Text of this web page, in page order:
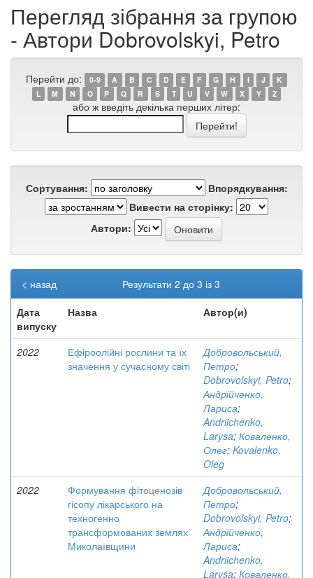
Перегляд зібрання за групою
- Автори Dobrovolskyi, Petro
Перейти до: 0-9 A B C D E F G H I J
K
L
M N O P Q R S T U V W X Y Z
або ж введіть декілька перших літер:
Сортування:
Впорядкування:
Вивести на сторінку:
Автори:
Результати 2 до 3 із 3
< назад
Дата
випуску
Назва Автор(и)
2022
Ефіроолійні рослини та їх
значення у сучасному світі
Добровольський,
Петро;
Dobrovolskyi, Petro;
Андрійченко,
Лариса;
Andriichenko,
Larysa; Коваленко,
Олег; Kovalenko,
Oleg
2022
Формування фітоценозів
гісопу лікарського на
техногенно
трансформованих землях
Миколаївщини
Добровольський,
Петро;
Dobrovolskyi, Petro;
Андрійченко,
Лариса;
Andriichenko,
Larysa; Коваленко,